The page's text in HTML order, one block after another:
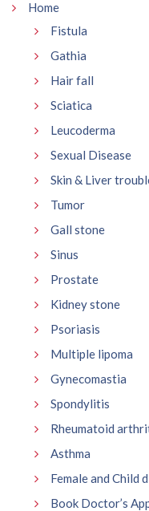
Home
Fistula
Gathia
Hair fall
Sciatica
Leucoderma
Sexual Disease
Skin & Liver
Tumor
Gall stone
Sinus
Prostate
Kidney stone
Psoriasis
Multiple lipoma
Gynecomastia
Spondylitis
Rheumatoid
Asthma
Female and Child
Book Doctor’s